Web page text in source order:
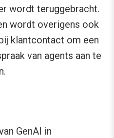
wordt teruggebracht.
wordt overigens ook
klantcontact om een
van agents aan te
GenAI in